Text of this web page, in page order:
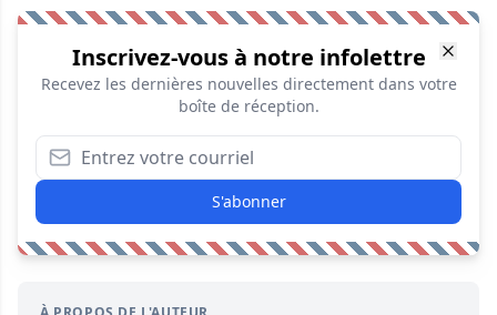
Inscrivez-vous à notre infolettre
Recevez les dernières nouvelles directement dans votre
boîte de réception.
S'abonner